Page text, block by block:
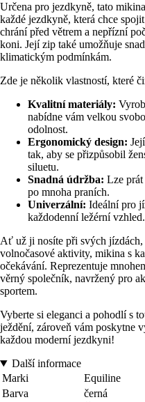
Určena pro jezdkyně, tato
každé jezdkyně, která chce
chrání před větrem a nepřízní
koni. Její zip také umožňuje
klimatickým podmínkám.
Zde je několik vlastností, které
Kvalitní materiály:
nabídne vám velkou
odolnost.
Ergonomický design:
tak, aby se přizpůsobil
siluetu.
Snadná údržba: Lze prát
po mnoha praních.
Univerzální: Ideální pro
každodenní ležérní vzhled.
Ať už ji nosíte při svých jízdách,
volnočasové aktivity, mikina s
očekávání. Reprezentuje
věrný společník, navržený pro
sportem.
Vyberte si eleganci a pohodlí s
ježdění, zároveň vám poskytne
každou moderní jezdkyni!
Další informace
Marki
Equiline
Barva
černá